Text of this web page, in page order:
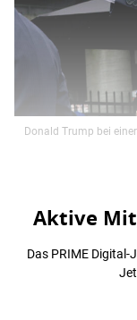
Donald Trump bei
Aktive
Das PRIME